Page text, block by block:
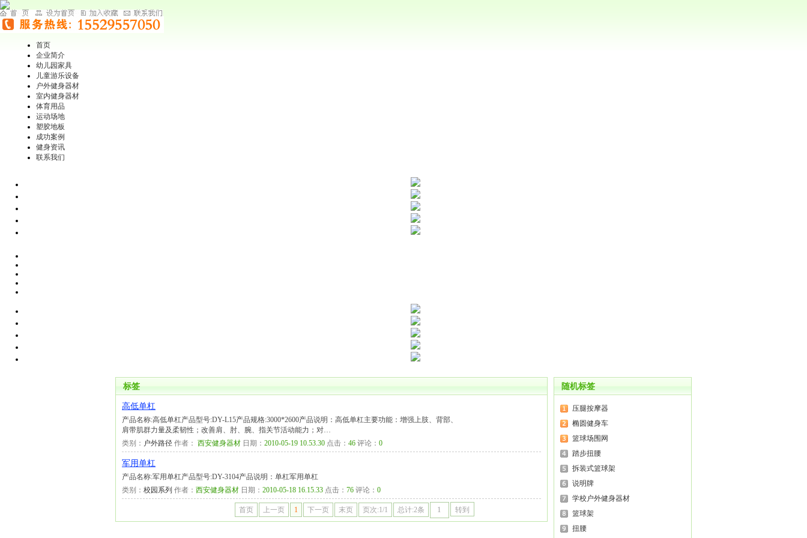
首页
企业简介
幼儿园家具
儿童游乐设备
户外健身器材
室内健身器材
体育用品
运动场地
塑胶地板
成功案例
健身资讯
联系我们
标签
高低单杠
产品名称:高低单杠产品型号:DY-L15产品规格:3000*2600产品说明：高低单杠主要功能：增强上肢、背部、
肩带肌群力量及柔韧性；改善肩、肘、腕、指关节活动能力；对…
类别： 户外路径 作者： 西安健身器材 日期： 2010-05-19 10.53.30 点击： 46 评论： 0
军用单杠
产品名称:军用单杠产品型号:DY-3104产品说明：单杠军用单杠
类别： 校园系列 作者： 西安健身器材 日期： 2010-05-18 16.15.33 点击： 76 评论： 0
首页 上一页 1 下一页 末页 页次:1/1 总计:2条 转到
随机标签
压腿按摩器
椭圆健身车
篮球场围网
踏步扭腰
拆装式篮球架
说明牌
学校户外健身器材
篮球架
扭腰